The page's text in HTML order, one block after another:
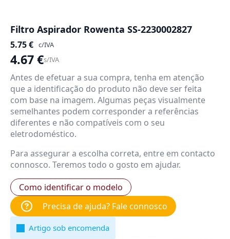
Filtro Aspirador Rowenta SS-2230002827
5.75€ c/IVA
4.67€s/IVA
Antes de efetuar a sua compra, tenha em atenção
que a identificação do produto não deve ser feita
com base na imagem. Algumas peças visualmente
semelhantes podem corresponder a referências
diferentes e não compatíveis com o seu
eletrodoméstico.
Para assegurar a escolha correta, entre em contacto
connosco. Teremos todo o gosto em ajudar.
Como identificar o modelo
Precisa de ajuda? Fale connosco
Artigo sob encomenda